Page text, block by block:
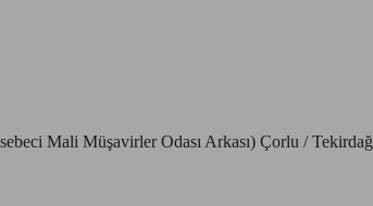
Mali Müşavirler Odası Arkası) Çorlu / Tekirdağ